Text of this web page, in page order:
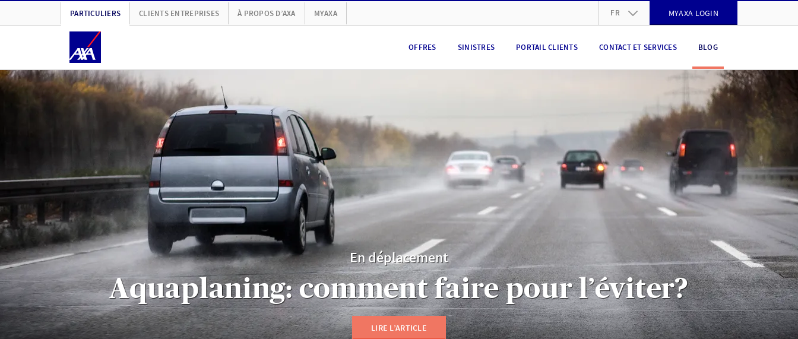
PARTICULIERS CLIENTS ENTREPRISES À PROPOS D’AXA MYAXA FR MYAXA LOGIN
OFFRES SINISTRES PORTAIL CLIENTS CONTACT ET SERVICES BLOG
En déplacement
Aquaplaning: comment faire pour l’éviter?
LIRE L’ARTICLE